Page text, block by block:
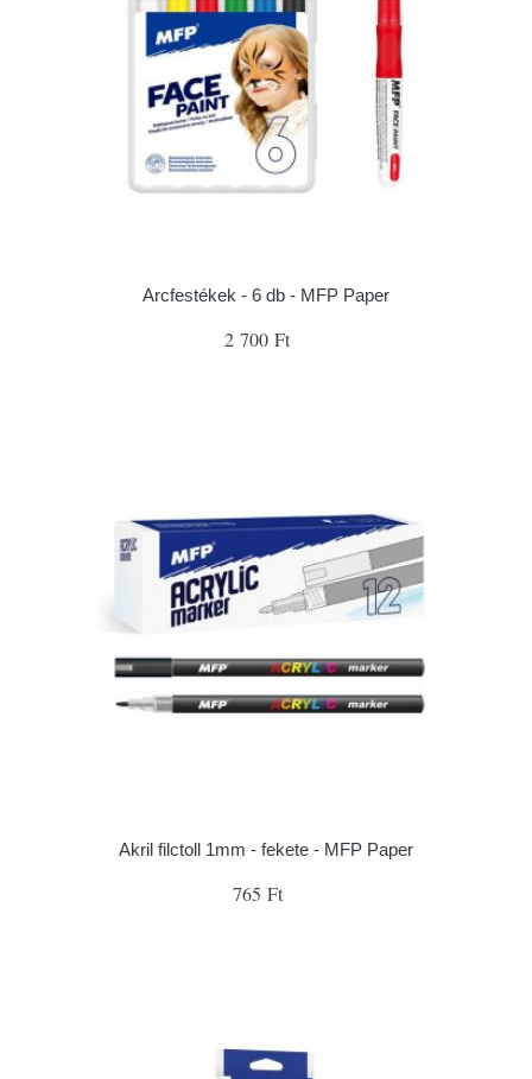
Arcfestékek - 6 db - MFP Paper
2 700 Ft
Akril filctoll 1mm - fekete - MFP Paper
765 Ft